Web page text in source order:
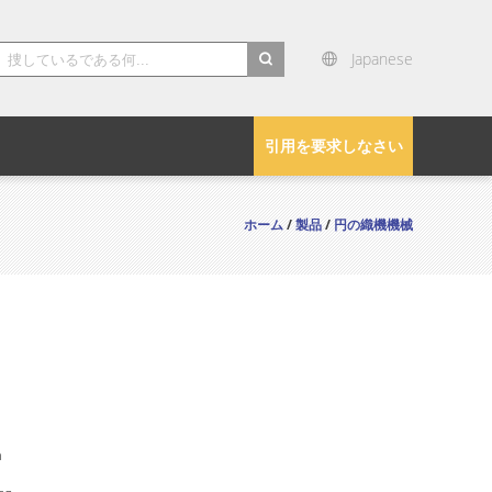
Japanese
引用を要求しなさい
ホーム/製品/円の織機機械